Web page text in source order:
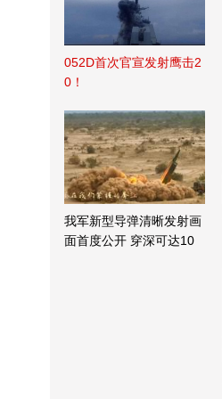
052D首次官宣发射鹰击2
0！
我军新型导弹清晰发射画
面首度公开 穿深可达10